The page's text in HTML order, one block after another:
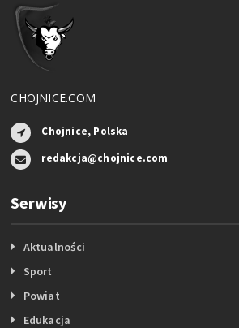
CHOJNICE.COM
Chojnice, Polska
redakcja@chojnice.com
Serwisy
Aktualności
Sport
Powiat
Edukacja